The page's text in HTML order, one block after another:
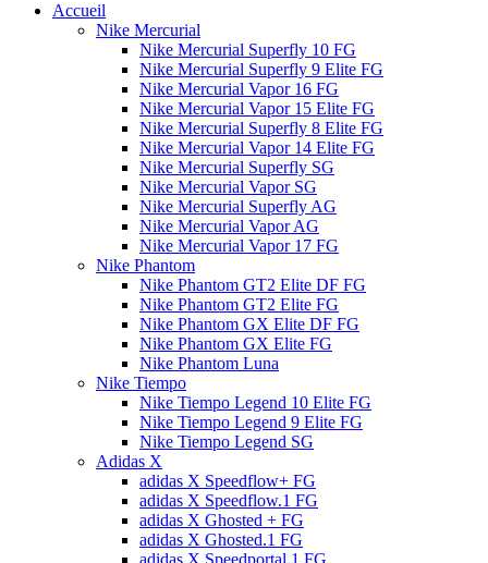
Accueil
Nike Mercurial
Nike Mercurial Superfly 10 FG
Nike Mercurial Superfly 9 Elite FG
Nike Mercurial Vapor 16 FG
Nike Mercurial Vapor 15 Elite FG
Nike Mercurial Superfly 8 Elite FG
Nike Mercurial Vapor 14 Elite FG
Nike Mercurial Superfly SG
Nike Mercurial Vapor SG
Nike Mercurial Superfly AG
Nike Mercurial Vapor AG
Nike Mercurial Vapor 17 FG
Nike Phantom
Nike Phantom GT2 Elite DF FG
Nike Phantom GT2 Elite FG
Nike Phantom GX Elite DF FG
Nike Phantom GX Elite FG
Nike Phantom Luna
Nike Tiempo
Nike Tiempo Legend 10 Elite FG
Nike Tiempo Legend 9 Elite FG
Nike Tiempo Legend SG
Adidas X
adidas X Speedflow+ FG
adidas X Speedflow.1 FG
adidas X Ghosted + FG
adidas X Ghosted.1 FG
adidas X Speedportal.1 FG